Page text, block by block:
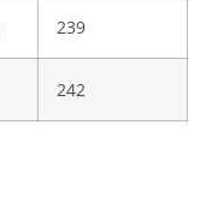
239
242